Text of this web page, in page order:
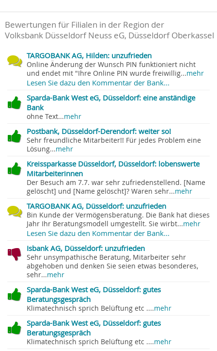
Bewertungen für Filialen in der Region der
Volksbank Düsseldorf Neuss eG, Düsseldorf Oberkassel
TARGOBANK AG, Hilden: unzufrieden
Online Änderung der Wunsch PIN funktioniert nicht
und endet mit "Ihre Online PIN wurde freiwillig...mehr
Lesen Sie dazu den Kommentar der Bank...
Sparda-Bank West eG, Düsseldorf: eine anständige
Bank
ohne Text...mehr
Postbank, Düsseldorf-Derendorf: weiter so!
Sehr freundliche Mitarbeiter!! Für jedes Problem eine
Lösung...mehr
Kreissparkasse Düsseldorf, Düsseldorf: lobenswerte
Mitarbeiterinnen
Der Besuch am 7.7. war sehr zufriedenstellend. [Name
gelöscht] und [Name gelöscht]? Waren sehr...mehr
TARGOBANK AG, Düsseldorf: unzufrieden
Bin Kunde der Vermögensberatung. Die Bank hat dieses
Jahr Ihr Beratungsmodell umgestellt. Sie wirbt...mehr
Lesen Sie dazu den Kommentar der Bank...
Isbank AG, Düsseldorf: unzufrieden
Sehr unsympathische Beratung, Mitarbeiter sehr
abgehoben und denken Sie seien etwas besonderes,
sehr...mehr
Sparda-Bank West eG, Düsseldorf: gutes
Beratungsgespräch
Klimatechnisch sprich Belüftung etc ....mehr
Sparda-Bank West eG, Düsseldorf: gutes
Beratungsgespräch
Klimatechnisch sprich Belüftung etc ....mehr